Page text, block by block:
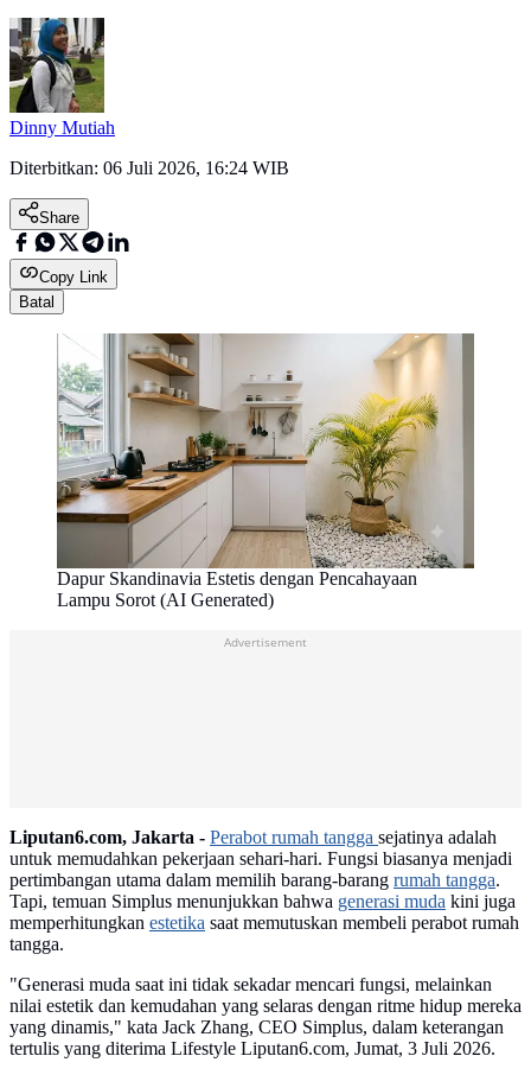
Dinny Mutiah
Diterbitkan: 06 Juli 2026, 16:24 WIB
Share
Copy Link
Batal
Dapur Skandinavia Estetis dengan Pencahayaan
Lampu Sorot (AI Generated)
Advertisement
Liputan6.com, Jakarta - Perabot rumah tangga sejatinya adalah
untuk memudahkan pekerjaan sehari-hari. Fungsi biasanya menjadi
pertimbangan utama dalam memilih barang-barang rumah tangga.
Tapi, temuan Simplus menunjukkan bahwa generasi muda kini juga
memperhitungkan estetika saat memutuskan membeli perabot rumah
tangga.
"Generasi muda saat ini tidak sekadar mencari fungsi, melainkan
nilai estetik dan kemudahan yang selaras dengan ritme hidup mereka
yang dinamis," kata Jack Zhang, CEO Simplus, dalam keterangan
tertulis yang diterima Lifestyle Liputan6.com, Jumat, 3 Juli 2026.